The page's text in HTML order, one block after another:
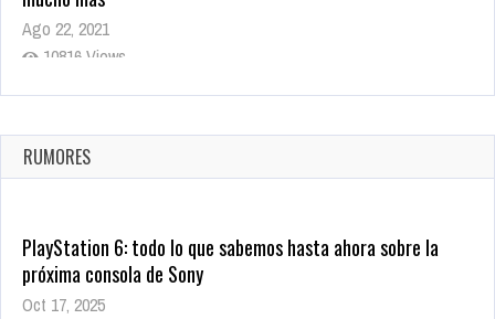
Ago 22, 2021
10816 Views
La configuración de Call of Duty 2021 aparentemente ya fue
Ago 8, 2021
10001 Views
RUMORES
PlayStation 6: todo lo que sabemos hasta ahora sobre la
próxima consola de Sony
Oct 17, 2025